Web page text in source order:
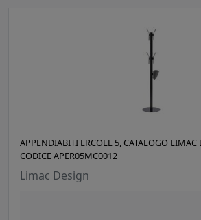
APPENDIABITI ERCOLE 5, CATALOGO LIMAC
CODICE APER05MC0012
Limac Design